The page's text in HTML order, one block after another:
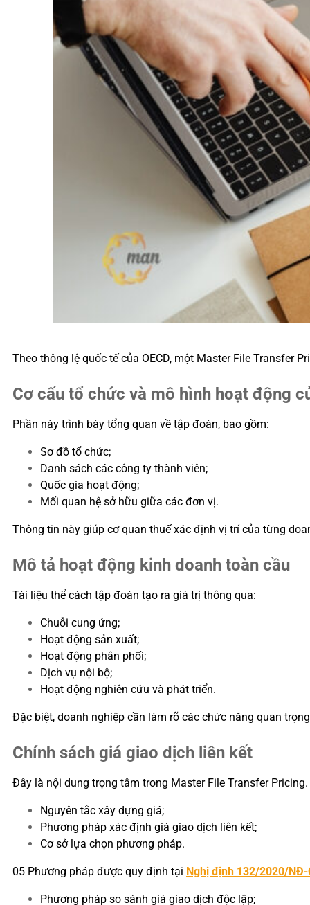
Theo thông lệ quốc tế của OECD, một Master File Transfer
Cơ cấu tổ chức và mô hình hoạt động
Phần này trình bày tổng quan về tập đoàn, bao gồm:
Sơ đồ tổ chức;
Danh sách các công ty thành viên;
Quốc gia hoạt động;
Mối quan hệ sở hữu giữa các đơn vị.
Thông tin này giúp cơ quan thuế xác định vị trí của từng
Mô tả hoạt động kinh doanh toàn cầu
Tài liệu thể cách tập đoàn tạo ra giá trị thông qua:
Chuỗi cung ứng;
Hoạt động sản xuất;
Hoạt động phân phối;
Dịch vụ nội bộ;
Hoạt động nghiên cứu và phát triển.
Đặc biệt, doanh nghiệp cần làm rõ các chức năng quan
Chính sách giá giao dịch liên kết
Đây là nội dung trọng tâm trong Master File Transfer
Nguyên tắc xây dựng giá;
Phương pháp xác định giá giao dịch liên kết;
Cơ sở lựa chọn phương pháp.
05 Phương pháp được quy định tại Nghị định 132/2020/NĐ-
Phương pháp so sánh giá giao dịch độc lập;